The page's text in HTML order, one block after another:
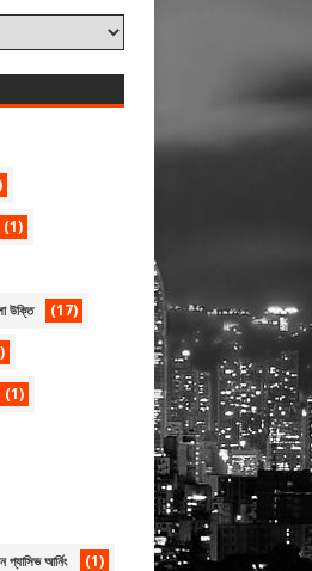
(1)
উক্তি (17)
(1)
প্যাসিভ আর্নিং (1)